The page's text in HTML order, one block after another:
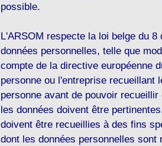
possible.
L'ARSOM respecte la loi belge du
données personnelles, telle que
compte de la directive européenne
personne ou l'entreprise recueillant
personne avant de pouvoir
les données doivent être
doivent être recueillies à des fins
dont les données personnelles